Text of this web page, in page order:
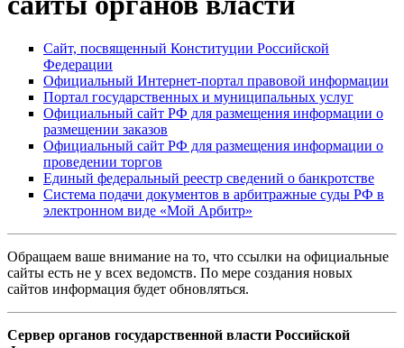
Сайт, посвященный Конституции Российской
Федерации
Официальный Интернет-портал правовой информации
Портал государственных и муниципальных услуг
Официальный сайт РФ для размещения информации о
размещении заказов
Официальный сайт РФ для размещения информации о
проведении торгов
Единый федеральный реестр сведений о банкротстве
Система подачи документов в арбитражные суды РФ в
электронном виде «Мой Арбитр»
Обращаем ваше внимание на то, что ссылки на официальные
сайты есть не у всех ведомств. По мере создания новых
сайтов информация будет обновляться.
Сервер органов государственной власти Российской